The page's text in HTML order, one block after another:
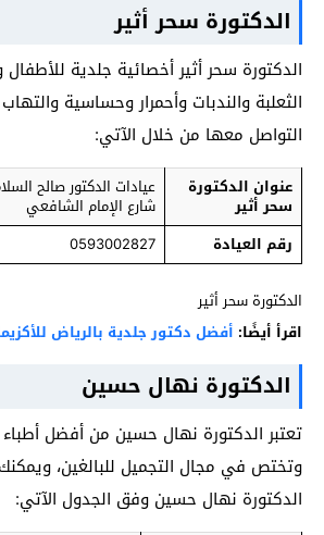
الدكتورة سحر أثير
الدكتورة سحر أثير أخصائية جلدية للأطفال
الثعلبة والندبات وأحمرار وحساسية
التواصل معها من خلال الآتي:
عنوان الدكتورة
سحر أثير
عيادات الدكتور صالح
شارع الإمام الشافعي
رقم العيادة
0593002827
الدكتورة سحر أثير
اقرأ أيضًا: أفضل دكتور جلدية بالرياض
الدكتورة نهال حسين
تعتبر الدكتورة نهال حسين من أفضل
وتختص في مجال التجميل للبالغين،
الدكتورة نهال حسين وفق الجدول الآتي: